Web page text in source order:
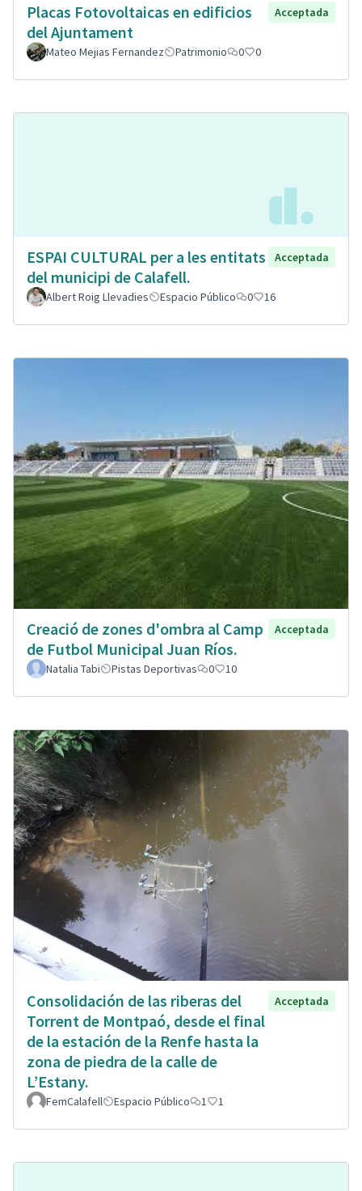
Placas Fotovoltaicas en edificios
del Ajuntament
Acceptada
Mateo Mejias Fernandez Patrimonio 0 0
ESPAI CULTURAL per a les entitats
del municipi de Calafell.
Acceptada
Albert Roig Llevadies Espacio Público 0 16
Creació de zones d'ombra al Camp
de Futbol Municipal Juan Ríos.
Acceptada
Natalia Tabi Pistas Deportivas 0 10
Consolidación de las riberas del
Torrent de Montpaó, desde el final
de la estación de la Renfe hasta la
zona de piedra de la calle de
L’Estany.
Acceptada
FemCalafell Espacio Público 1 1